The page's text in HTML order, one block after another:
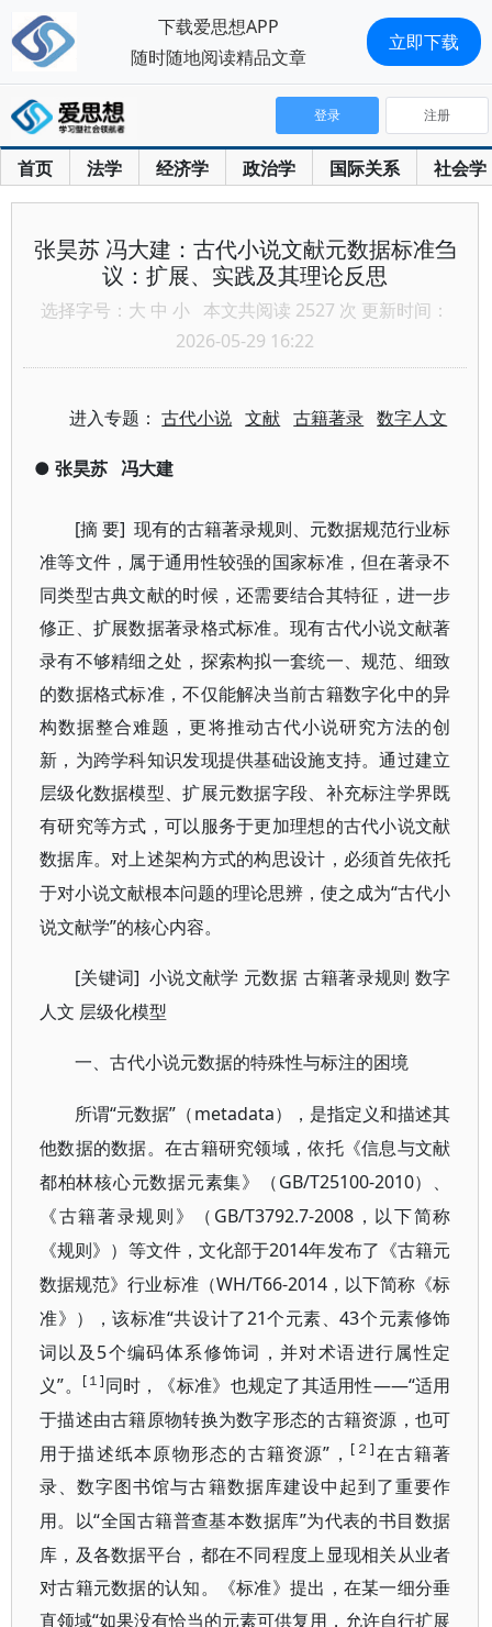
首页 法学 经济学 政治学 国际关系 社会学
登录 注册
张昊苏 冯大建：古代小说文献元数据标准刍
议：扩展、实践及其理论反思
选择字号： 大 中 小 本文共阅读 2527 次 更新时间：
2026-05-29 16:22
进入专题：古代小说 文献 古籍著录 数字人文
● 张昊苏 冯大建
[摘 要]现有的古籍著录规则、元数据规范行业标
准等文件，属于通用性较强的国家标准，但在著录不
同类型古典文献的时候，还需要结合其特征，进一步
修正、扩展数据著录格式标准。现有古代小说文献著
录有不够精细之处，探索构拟一套统一、规范、细致
的数据格式标准，不仅能解决当前古籍数字化中的异
构数据整合难题，更将推动古代小说研究方法的创
新，为跨学科知识发现提供基础设施支持。通过建立
层级化数据模型、扩展元数据字段、补充标注学界既
有研究等方式，可以服务于更加理想的古代小说文献
数据库。对上述架构方式的构思设计，必须首先依托
于对小说文献根本问题的理论思辨，使之成为“古代小
说文献学”的核心内容。
[关键词]小说文献学 元数据 古籍著录规则 数字
人文 层级化模型
一、古代小说元数据的特殊性与标注的困境
所谓“元数据”（metadata），是指定义和描述其
他数据的数据。在古籍研究领域，依托《信息与文献
都柏林核心元数据元素集》（ GB/T25100-2010）、
《古籍著录规则》（ GB/T3792.7-2008，以下简称
《规则》）等文件，文化部于2014年发布了《古籍元
数据规范》行业标准（WH/T66-2014，以下简称《标
准》），该标准“共设计了21个元素、43个元素修饰
词以及5个编码体系修饰词，并对术语进行属性定
义”。
[１] 同时，《标准》也规定了其适用性——“适用
于描述由古籍原物转换为数字形态的古籍资源，也可
用于描述纸本原物形态的古籍资源”， [２]在古籍著
录、数字图书馆与古籍数据库建设中起到了重要作
用。以“全国古籍普查基本数据库”为代表的书目数据
库，及各数据平台，都在不同程度上显现相关从业者
对古籍元数据的认知。《标准》提出，在某一细分垂
直领域“如果没有恰当的元素可供复用，允许自行扩展
下载爱思想APP
随时随地阅读精品文章
立即下载